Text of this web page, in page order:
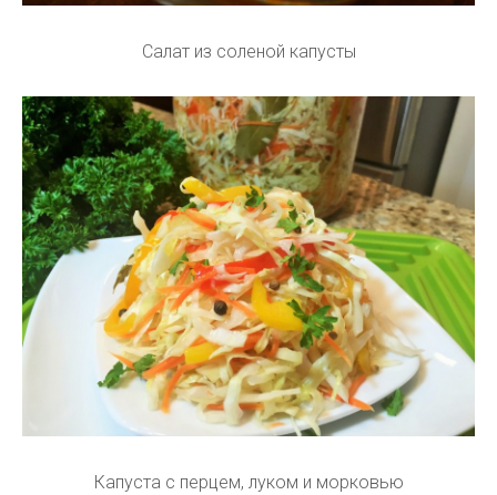
Салат из соленой капусты
Капуста с перцем, луком и морковью